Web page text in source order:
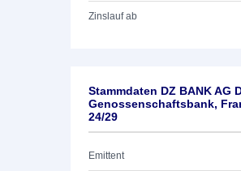
Zinslauf ab
Stammdaten DZ BANK AG
Genossenschaftsbank,
24/29
Emittent